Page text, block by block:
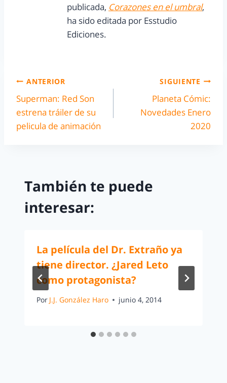
publicada, Corazones en el umbral,
ha sido editada por Esstudio
Ediciones.
ANTERIOR
Superman: Red Son
estrena tráiler de su
pelicula de animación
SIGUIENTE
Planeta Cómic:
Novedades Enero
2020
También te puede
interesar:
La película del Dr. Extraño ya
tiene director. ¿Jared Leto
como protagonista?
Por J.J. González Haro junio 4, 2014